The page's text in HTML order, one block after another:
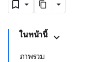
ในหน้านี้
ภาพรวม